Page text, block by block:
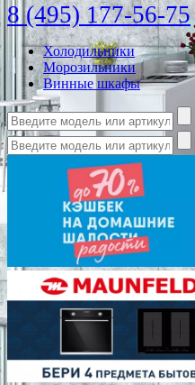
8 (495) 177-56-75
Холодильники
Морозильники
Винные шкафы